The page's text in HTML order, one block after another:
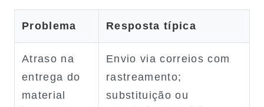
Problema Resposta típica
Atraso na
entrega do
material
Envio via correios com
rastreamento;
substituição ou